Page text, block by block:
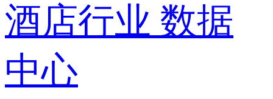
酒店行业 数据
中心